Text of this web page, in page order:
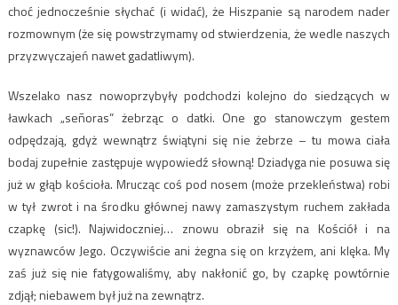
choć jednocześnie słychać (i widać), że Hiszpanie są narodem nader
rozmownym (że się powstrzymamy od stwierdzenia, że wedle naszych
przyzwyczajeń nawet gadatliwym).
Wszelako nasz nowoprzybyły podchodzi kolejno do siedzących w
ławkach „señoras” żebrząc o datki. One go stanowczym gestem
odpędzają, gdyż wewnątrz świątyni się nie żebrze – tu mowa ciała
bodaj zupełnie zastępuje wypowiedź słowną! Dziadyga nie posuwa się
już w głąb kościoła. Mrucząc coś pod nosem (może przekleństwa) robi
w tył zwrot i na środku głównej nawy zamaszystym ruchem zakłada
czapkę (sic!). Najwidoczniej… znowu obraził się na Kościół i na
wyznawców Jego. Oczywiście ani żegna się on krzyżem, ani klęka. My
zaś już się nie fatygowaliśmy, aby nakłonić go, by czapkę powtórnie
zdjął; niebawem był już na zewnątrz.